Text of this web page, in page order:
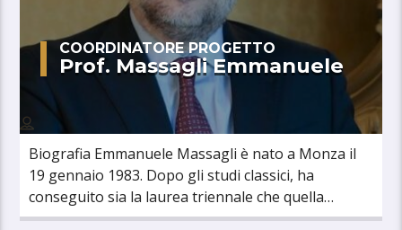
COORDINATORE PROGETTO
Prof. Massagli Emmanuele
Biografia Emmanuele Massagli è nato a Monza il
19 gennaio 1983. Dopo gli studi classici, ha
conseguito sia la laurea triennale che quella
specialistica in Economia all’Università [...]